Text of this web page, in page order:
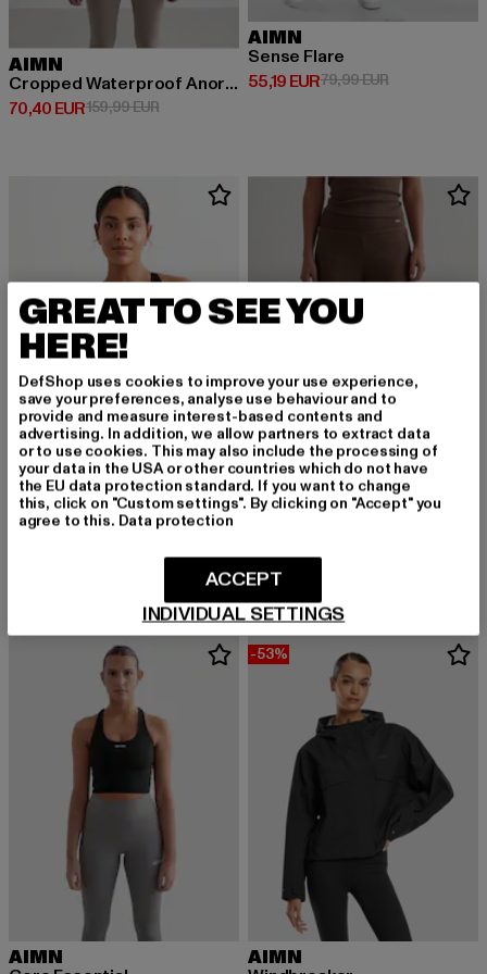
AIMN
Cropped Waterproof Anorak
70,40 EUR
Derzeitiger Preis: 70,40 EUR
159,99 EURAktionspreis: 159,99 EUR
AIMN
Sense Flare
55,19 EUR
Derzeitiger Preis: 55,19 EUR
79,99 EURAktionspreis:
AIMN
Derzeitiger Preis: 55,19 EUR
46,99 EUR
Derzeitiger Preis: 46,99 EUR
AIMN
-53%
AIMN
GREAT TO SEE YOU
HERE!
DefShop uses cookies to improve your use experience,
save your preferences, analyse use behaviour and to
provide and measure interest-based contents and
advertising. In addition, we allow partners to extract data
or to use cookies. This may also include the processing of
your data in the USA or other countries which do not have
the EU data protection standard. If you want to change
this, click on "Custom settings". By clicking on "Accept" you
agree to this. Data protection
INDIVIDUAL SETTINGS
ACCEPT